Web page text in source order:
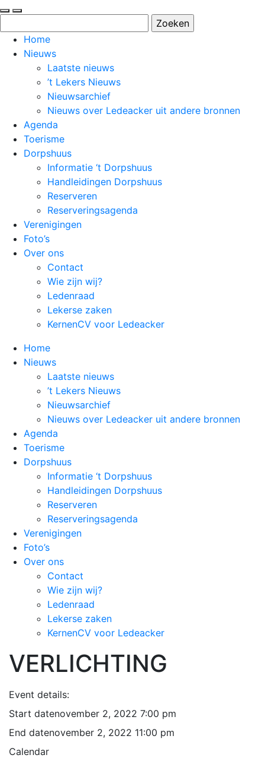
naar: Home
Nieuws
Laatste nieuws
’t Lekers Nieuws
Nieuwsarchief
Nieuws over Ledeacker uit andere bronnen
Agenda
Toerisme
Dorpshuus
Informatie ‘t Dorpshuus
Handleidingen Dorpshuus
Reserveren
Reserveringsagenda
Verenigingen
Foto’s
Over ons
Contact
Wie zijn wij?
Ledenraad
Lekerse zaken
KernenCV voor Ledeacker
Home
Nieuws
Laatste nieuws
’t Lekers Nieuws
Nieuwsarchief
Nieuws over Ledeacker uit andere bronnen
Agenda
Toerisme
Dorpshuus
Informatie ‘t Dorpshuus
Handleidingen Dorpshuus
Reserveren
Reserveringsagenda
Verenigingen
Foto’s
Over ons
Contact
Wie zijn wij?
Ledenraad
Lekerse zaken
KernenCV voor Ledeacker
VERLICHTING
Event details:
Start datenovember 2, 2022 7:00 pm
End datenovember 2, 2022 11:00 pm
Calendar